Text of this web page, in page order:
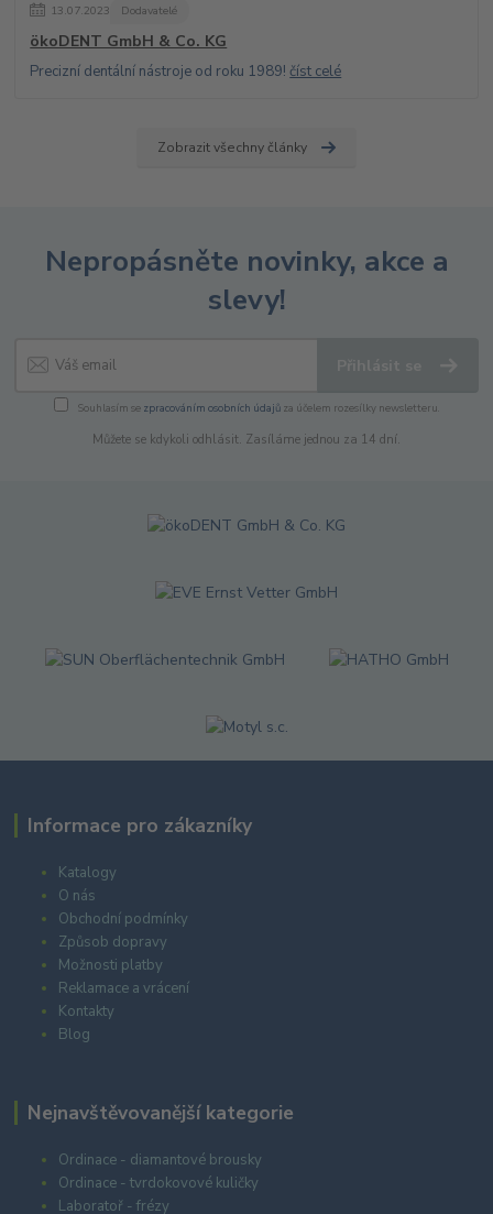
13.07.2023 Dodavatelé
ökoDENT GmbH & Co. KG
Precizní dentální nástroje od roku 1989!číst celé
Zobrazit všechny články
Nepropásněte novinky, akce a
slevy!
Souhlasím se zpracováním osobních údajůza účelem rozesílky newsletteru.
Můžete se kdykoli odhlásit. Zasíláme jednou za 14 dní.
Informace pro zákazníky
Katalogy
O nás
Obchodní podmínky
Způsob dopravy
Možnosti platby
Reklamace a vrácení
Kontakty
Blog
Nejnavštěvovanější kategorie
Ordinace - diamantové brousky
Ordinace - tvrdokovové kuličky
Laboratoř - frézy